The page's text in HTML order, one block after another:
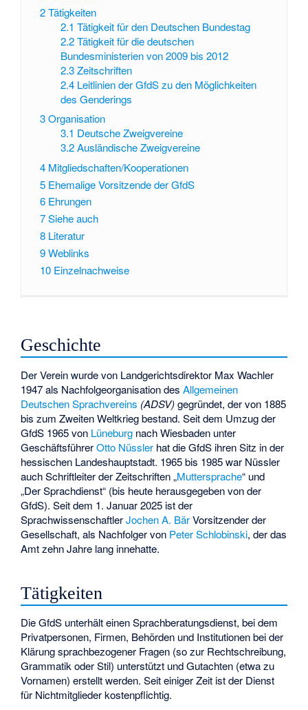
2Tätigkeiten
2.1 Tätigkeit für den Deutschen Bundestag
2.2 Tätigkeit für die deutschen
Bundesministerien von 2009 bis 2012
2.3 Zeitschriften
2.4 Leitlinien der GfdS zu den Möglichkeiten
des Genderings
3Organisation
3.1 Deutsche Zweigvereine
3.2 Ausländische Zweigvereine
4 Mitgliedschaften/Kooperationen
5 Ehemalige Vorsitzende der GfdS
6 Ehrungen
7Siehe auch
8 Literatur
9Weblinks
10 Einzelnachweise
Geschichte
Der Verein wurde von Landgerichtsdirektor Max Wachler
1947 als Nachfolgeorganisation desAllgemeinen
Deutschen Sprachvereins (ADSV)gegründet, der von 1885
bis zum Zweiten Weltkrieg bestand. Seit dem Umzug der
GfdS 1965 von Lüneburg nach Wiesbaden unter
GeschäftsführerOtto Nüssler hat die GfdS ihren Sitz in der
hessischen Landeshauptstadt. 1965 bis 1985 war Nüssler
auch Schriftleiter der Zeitschriften „Muttersprache“ und
„Der Sprachdienst“ (bis heute herausgegeben von der
GfdS). Seit dem 1. Januar 2025 ist der
SprachwissenschaftlerJochen A. BärVorsitzender der
Gesellschaft, als Nachfolger von Peter Schlobinski, der das
Amt zehn Jahre lang innehatte.
Tätigkeiten
Die GfdS unterhält einen Sprachberatungsdienst, bei dem
Privatpersonen, Firmen, Behörden und Institutionen bei der
Klärung sprachbezogener Fragen (so zur Rechtschreibung,
Grammatik oder Stil) unterstützt und Gutachten (etwa zu
Vornamen) erstellt werden. Seit einiger Zeit ist der Dienst
für Nichtmitglieder kostenpflichtig.